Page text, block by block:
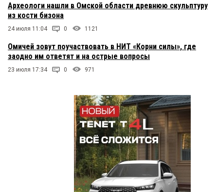
Археологи нашли в Омской области древнюю скульптуру
из кости бизона
24 июля 11:04 0 1121
Омичей зовут поучаствовать в НИТ «Корни силы», где
заодно им ответят и на острые вопросы
23 июля 17:34 0 971